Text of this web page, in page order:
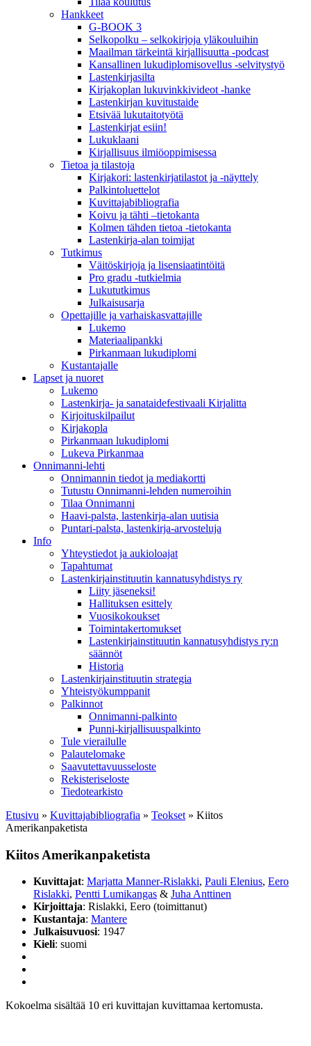
Hankkeet
G-BOOK 3
Selkopolku – selkokirjoja yläkouluihin
Maailman tärkeintä kirjallisuutta -podcast
Kansallinen lukudiplomisovellus -selvitystyö
Lastenkirjasilta
Kirjakoplan lukuvinkkivideot -hanke
Lastenkirjan kuvitustaide
Etsivää lukutaitotyötä
Lastenkirjat esiin!
Lukuklaani
Kirjallisuus ilmiöoppimisessa
Tietoa ja tilastoja
Kirjakori: lastenkirjatilastot ja -näyttely
Palkintoluettelot
Kuvittaja­bibliografia
Koivu ja tähti –tietokanta
Kolmen tähden tietoa -tietokanta
Lastenkirja-alan toimijat
Tutkimus
Väitöskirjoja ja lisensiaatintöitä
Pro gradu -tutkielmia
Lukututkimus
Julkaisusarja
Opettajille ja varhaiskasvattajille
Lukemo
Materiaalipankki
Pirkanmaan lukudiplomi
Kustantajalle
Lapset ja nuoret
Lukemo
Lastenkirja- ja sanataidefestivaali Kirjalitta
Kirjoituskilpailut
Kirjakopla
Pirkanmaan lukudiplomi
Lukeva Pirkanmaa
Onnimanni-lehti
Onnimannin tiedot ja mediakortti
Tutustu Onnimanni-lehden numeroihin
Tilaa Onnimanni
Haavi-palsta, lastenkirja-alan uutisia
Puntari-palsta, lastenkirja-arvosteluja
Info
Yhteystiedot ja aukioloajat
Tapahtumat
Lastenkirjainstituutin kannatusyhdistys ry
Liity jäseneksi!
Hallituksen esittely
Vuosikokoukset
Toimintakertomukset
Lastenkirjainstituutin kannatusyhdistys ry:n
säännöt
Historia
Lastenkirjainstituutin strategia
Yhteistyökumppanit
Palkinnot
Onnimanni-palkinto
Punni-kirjallisuuspalkinto
Tule vierailulle
Palautelomake
Saavutettavuusseloste
Rekisteriseloste
Tiedotearkisto
Etusivu » Kuvittaja­bibliografia » Teokset » Kiitos
Amerikanpaketista
Kiitos Amerikanpaketista
Kuvittajat: Marjatta Manner-Rislakki, Pauli Elenius, Eero
Rislakki, Pentti Lumikangas & Juha Anttinen
Kirjoittaja: Rislakki, Eero (toimittanut)
Kustantaja: Mantere
Julkaisuvuosi: 1947
Kieli: suomi
Kokoelma sisältää 10 eri kuvittajan kuvittamaa kertomusta.